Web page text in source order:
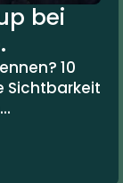
bei
10
Sichtbarkeit